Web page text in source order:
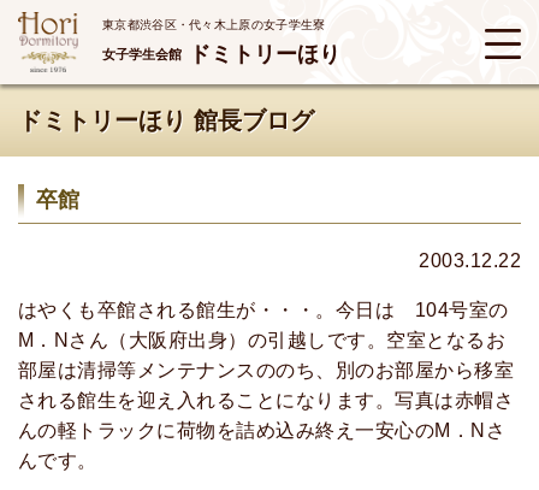
東京都渋谷区・代々木上原の女子学生寮
女子学生会館 ドミトリーほり
ドミトリーほり 館長ブログ
卒館
2003.12.22
はやくも卒館される館生が・・・。今日は 104号室の
M．Nさん（大阪府出身）の引越しです。空室となるお
部屋は清掃等メンテナンスののち、別のお部屋から移室
される館生を迎え入れることになります。写真は赤帽さ
んの軽トラックに荷物を詰め込み終え一安心のM．Nさ
んです。